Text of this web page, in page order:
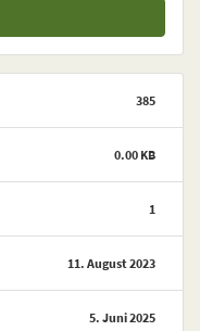
385
0.00 KB
1
11. August 2023
5. Juni 2025